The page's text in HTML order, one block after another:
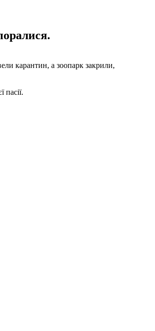
карантин, а зоопарк закрили,
пасії.